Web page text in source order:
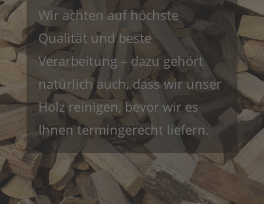
Wir achten auf höchste
Qualität und beste
Verarbeitung – dazu gehört
natürlich auch, dass wir unser
Holz reinigen, bevor wir es
Ihnen termingerecht liefern.